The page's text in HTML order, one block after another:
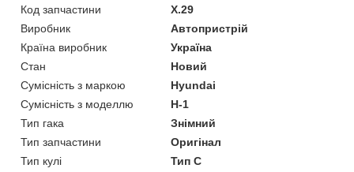
Код запчастини
Х.29
Виробник
Автопристрій
Країна виробник
Україна
Стан
Новий
Сумісність з маркою
Hyundai
Сумісність з моделлю
H-1
Тип гака
Знімний
Тип запчастини
Оригінал
Тип кулі
Тип C